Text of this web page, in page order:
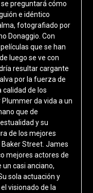
preguntará cómo
e idéntico
fotografiado por
Donaggio. Con
que se han
luego se ve con
resultar cargante
por la fuerza de
calidad de los
da vida a un
que de
y su
de los mejores
Street. James
mejores actores de
un casi anciano,
sola actuación y
visionado de la